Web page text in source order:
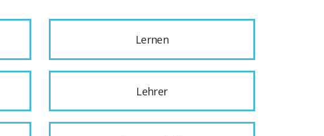
Lernen
Lehrer